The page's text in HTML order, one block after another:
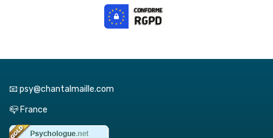
📧 psy@chantalmaille.com
📪 France